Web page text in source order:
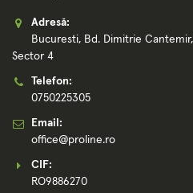
Adresă:
Bucuresti, Bd. Dimitrie Cantemir,
Sector 4
Telefon:
0750225305
Email:
office@proline.ro
CIF:
RO9886270